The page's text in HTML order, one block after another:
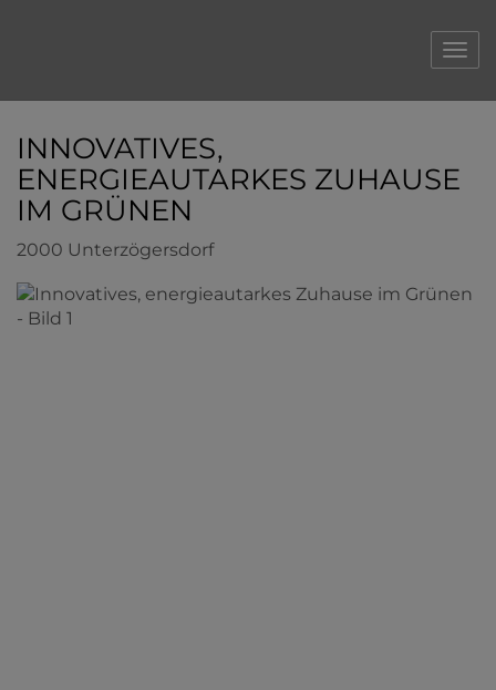
INNOVATIVES,
ENERGIEAUTARKES ZUHAUSE
IM GRÜNEN
2000 Unterzögersdorf